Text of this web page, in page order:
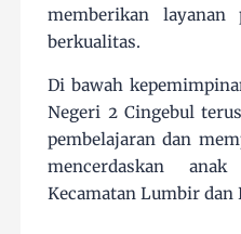
memberikan layanan
berkualitas.
Di bawah
Negeri 2 Cingebul
pembelajaran dan
mencerdaskan
Kecamatan Lumbir dan